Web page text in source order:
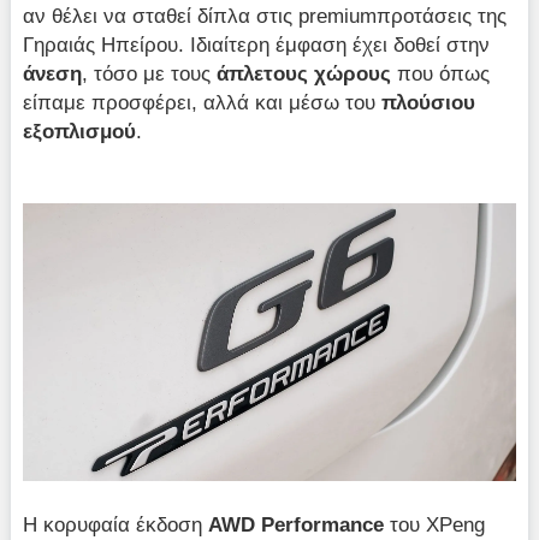
αν θέλει να σταθεί δίπλα στις premiumπροτάσεις της
Γηραιάς Ηπείρου. Ιδιαίτερη έμφαση έχει δοθεί στην
άνεση, τόσο με τουςάπλετους χώρους που όπως
είπαμε προσφέρει, αλλά και μέσω τουπλούσιου
εξοπλισμού.
Η κορυφαία έκδοση AWD Performance του XPeng